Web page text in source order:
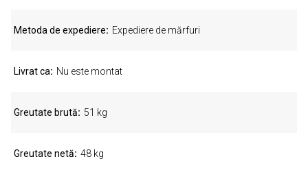
Metoda de expediere Expediere de mărfuri
Livrat ca Nu este montat
Greutate brută 51 kg
Greutate netă 48 kg